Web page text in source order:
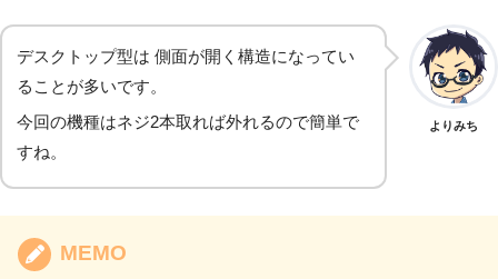
デスクトップ型は 側面が開く構造になってい
ることが多いです。
今回の機種はネジ2本取れば外れるので簡単で
すね。
よりみち
MEMO